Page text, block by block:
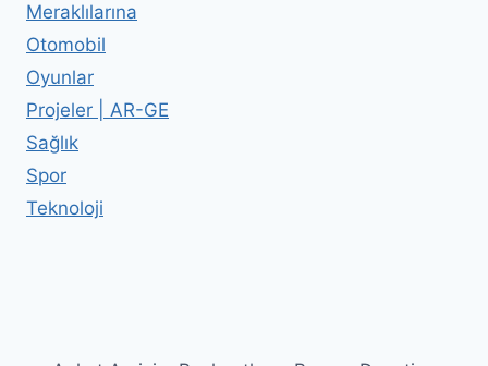
Meraklılarına
Otomobil
Oyunlar
Projeler | AR-GE
Sağlık
Spor
Teknoloji